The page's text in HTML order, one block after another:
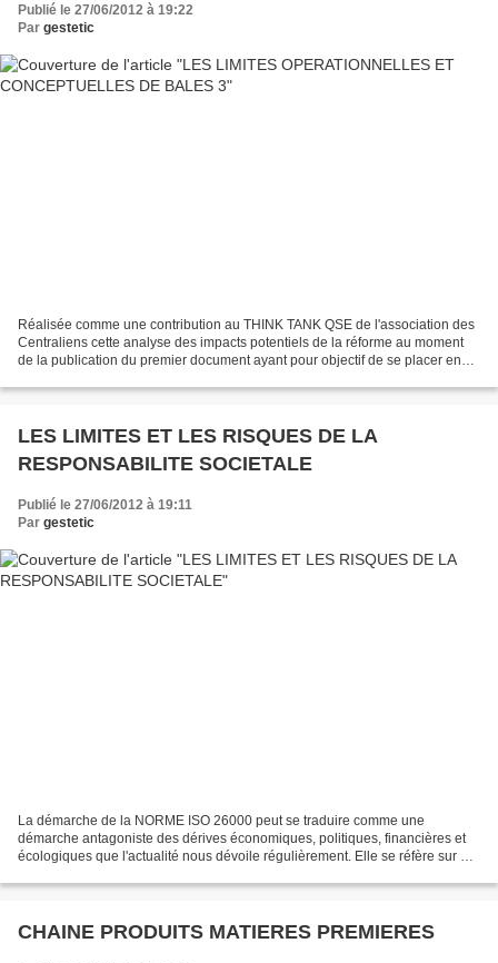
Publié le 27/06/2012 à 19:22
Par gestetic
Réalisée comme une contribution au THINK TANK QSE de l'association des
Centraliens cette analyse des impacts potentiels de la réforme au moment
de la publication du premier document ayant pour objectif de se placer en
LES LIMITES ET LES RISQUES DE LA
RESPONSABILITE SOCIETALE
Publié le 27/06/2012 à 19:11
Par gestetic
La démarche de la NORME ISO 26000 peut se traduire comme une
démarche antagoniste des dérives économiques, politiques, financières et
écologiques que l'actualité nous dévoile régulièrement. Elle se réfère sur de
CHAINE PRODUITS MATIERES PREMIERES